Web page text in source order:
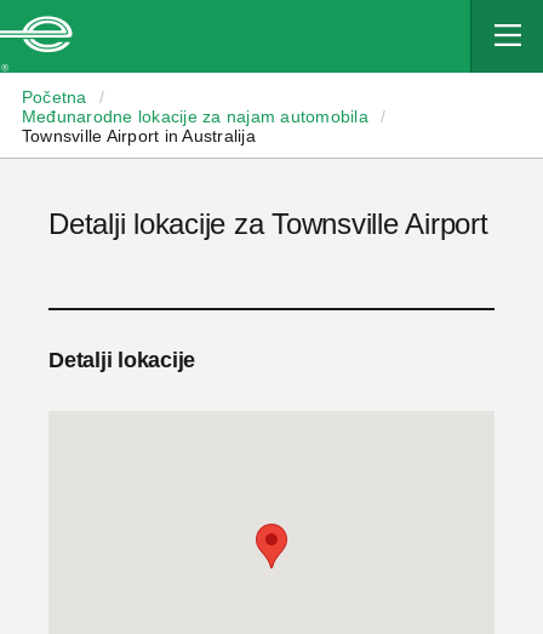
Početna
/
Međunarodne lokacije za najam automobila
/
Townsville Airport in Australija
Detalji lokacije za Townsville Airport
Detalji lokacije